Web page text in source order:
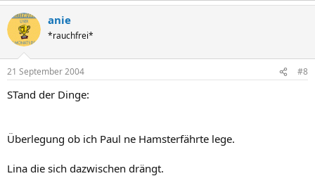
anie
*rauchfrei*
21 September 2004 #8
STand der Dinge:
Überlegung ob ich Paul ne Hamsterfährte lege.
Lina die sich dazwischen drängt.